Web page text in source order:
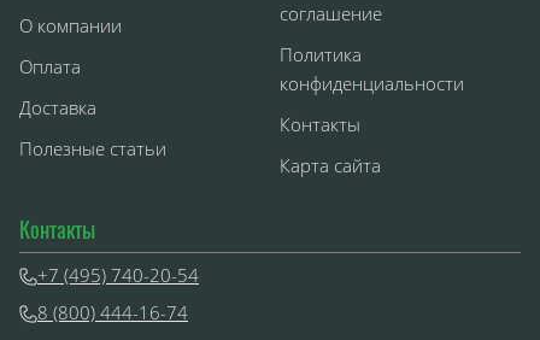
О компании
Оплата
Доставка
Полезные статьи
соглашение
Политика
конфиденциальности
Контакты
Карта сайта
Контакты
+7 (495) 740-20-54
8 (800) 444-16-74